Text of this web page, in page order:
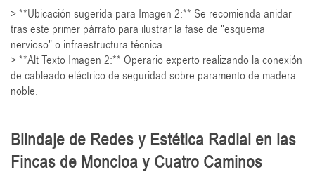
> **Ubicación sugerida para Imagen 2:** Se recomienda anidar
tras este primer párrafo para ilustrar la fase de "esquema
nervioso" o infraestructura técnica.
> **Alt Texto Imagen 2:** Operario experto realizando la conexión
de cableado eléctrico de seguridad sobre paramento de madera
noble.
Blindaje de Redes y Estética Radial en las
Fincas de Moncloa y Cuatro Caminos